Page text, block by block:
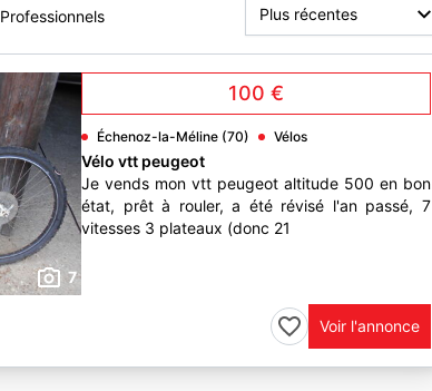
Professionnels
7
100 €
Échenoz-la-Méline (70) Vélos
Vélo vtt peugeot
Je vends mon vtt peugeot altitude 500 en bon
état, prêt à rouler, a été révisé l'an passé, 7
vitesses 3 plateaux (donc 21
Voir l'annonce